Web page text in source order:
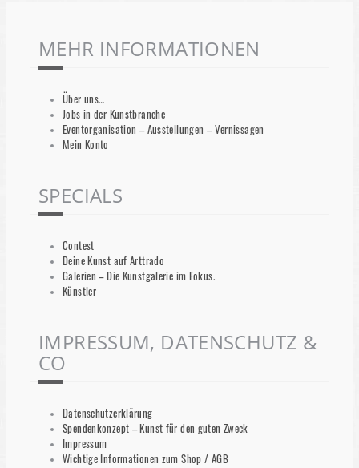
MEHR INFORMATIONEN
Über uns…
Jobs in der Kunstbranche
Eventorganisation – Ausstellungen – Vernissagen
Mein Konto
SPECIALS
Contest
Deine Kunst auf Arttrado
Galerien – Die Kunstgalerie im Fokus.
Künstler
IMPRESSUM, DATENSCHUTZ &
CO
Datenschutzerklärung
Spendenkonzept – Kunst für den guten Zweck
Impressum
Wichtige Informationen zum Shop / AGB